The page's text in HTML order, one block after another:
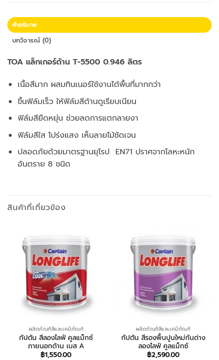
คำอธิบาย
บทวิจารณ์ (0)
TOA แล็กเกอร์ด้าน T-5500 0.946 ลิตร
เนื้อสีมาก ผสมทินเนอร์ใช้งานได้พื้นที่มากกว่า
ขึ้นฟิล์มเร็ว ให้ฟิล์มสีด้านดูเรียบเนียน
ฟิล์มสียืดหยุ่น ช่วยลดการแตกลายงา
ฟิล์มสีใส โปร่งแสง เห็นลายไม้ชัดเจน
ปลอดภัยด้วยมาตรฐานยุโรป EN71 ปราศจากโลหะหนัก
อันตราย 8 ชนิด
สินค้าที่เกี่ยวข้อง
ผลิตภัณฑ์สีและเคมีภัณฑ์
กัปตัน สีลองไลฟ์ คูลแม็กซ์
ภายนอกด้าน เบส A
฿1,550.00
ผลิตภัณฑ์สีและเคมีภัณฑ์
กัปตัน สีรองพื้นปูนใหม่กันด่าง
ลองไลฟ์ คูลแม็กซ์
฿2,590.00